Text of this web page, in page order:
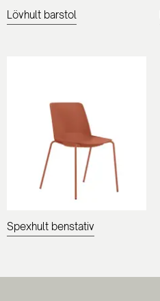
Lövhult barstol
Spexhult benstativ